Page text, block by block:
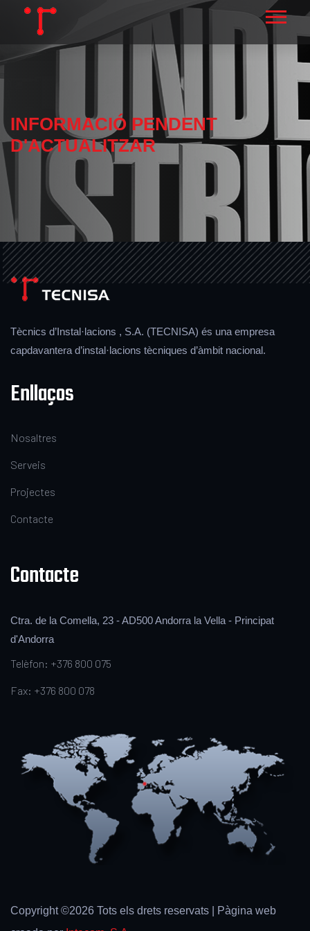
INFORMACIÓ PENDENT
D'ACTUALITZAR
Tècnics d’Instal·lacions , S.A. (TECNISA) és una empresa
capdavantera d’instal·lacions tècniques d’àmbit nacional.
Enllaços
Nosaltres
Serveis
Projectes
Contacte
Contacte
Ctra. de la Comella, 23 - AD500 Andorra la Vella - Principat
d'Andorra
Telèfon: +376 800 075
Fax: +376 800 078
Copyright ©2026 Tots els drets reservats | Pàgina web